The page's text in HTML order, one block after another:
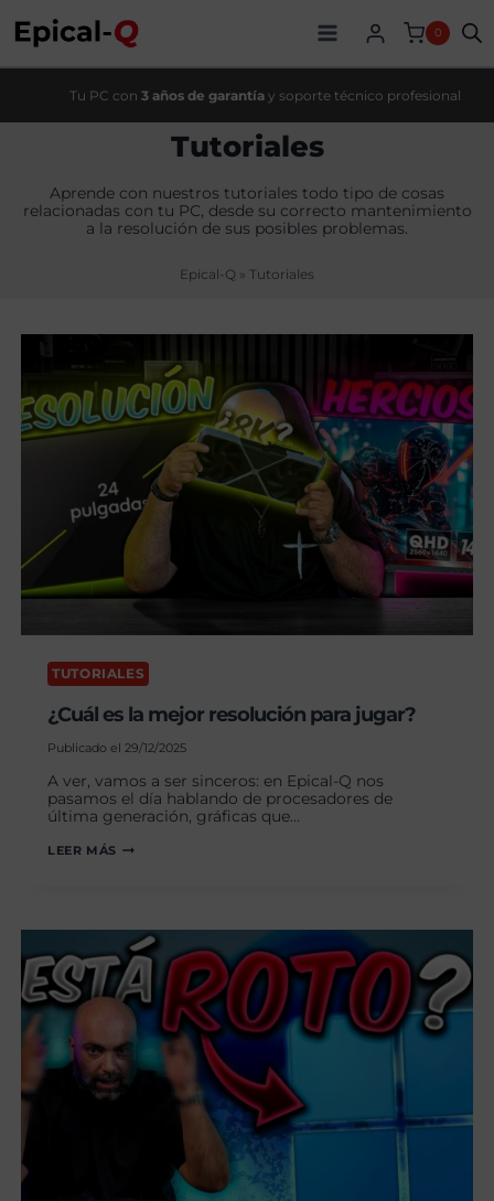
contenido
0
Tu PC con 3 años de garantía y soporte técnico profesional
Tutoriales
Aprende con nuestros tutoriales todo tipo de cosas
relacionadas con tu PC, desde su correcto mantenimiento
a la resolución de sus posibles problemas.
Epical-Q » Tutoriales
TUTORIALES
¿Cuál es la mejor resolución para jugar?
Publicado el 29/12/2025
A ver, vamos a ser sinceros: en Epical-Q nos
pasamos el día hablando de procesadores de
última generación, gráficas que…
LEER MÁS¿CUÁL
PARA
JUGAR?